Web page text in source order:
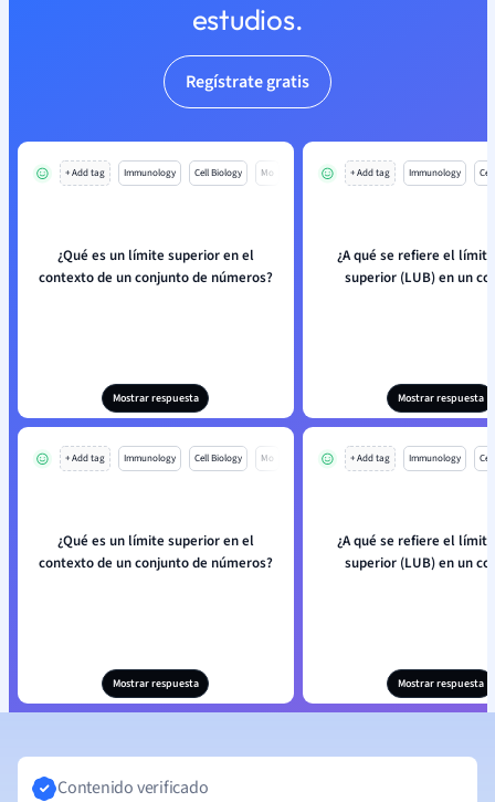
estudios.
Regístrate gratis
+ Add tag Immunology Cell Biology Mo
¿Qué es un límite superior en el
contexto de un conjunto de números?
Mostrar respuesta
+ Add tag Immunology
¿A qué se refiere el
superior (LUB) en un
Mostrar respuesta
+ Add tag Immunology Cell Biology Mo
¿Qué es un límite superior en el
contexto de un conjunto de números?
Mostrar respuesta
+ Add tag Immunology
¿A qué se refiere el
superior (LUB) en un
Mostrar respuesta
Contenido verificado